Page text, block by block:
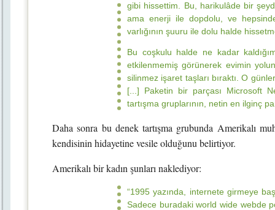
gibi hissettim. Bu, harikulâde bir
ama enerji ile dopdolu, ve
varlığının şuuru ile dolu halde
Bu coşkulu halde ne kadar
etkilenmemiş görünerek evimin
silinmez işaret taşları bıraktı. O
[...] Paketin bir parçası Microsoft
tartışma gruplarının, netin en ilginç
Daha sonra bu denek tartışma grubunda Amerikalı
kendisinin hidayetine vesile olduğunu belirtiyor.
Amerikalı bir kadın şunları naklediyor:
“1995 yazında, internete girmeye
Sadece buradaki world wide webde